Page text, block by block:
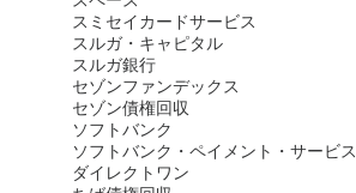
スミセイカードサービス
スルガ・キャピタル
スルガ銀行
セゾンファンデックス
セゾン債権回収
ソフトバンク
ソフトバンク・ペイメント・サービス
ダイレクトワン